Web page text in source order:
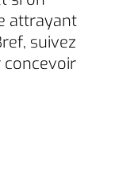
attrayant
suivez
concevoir